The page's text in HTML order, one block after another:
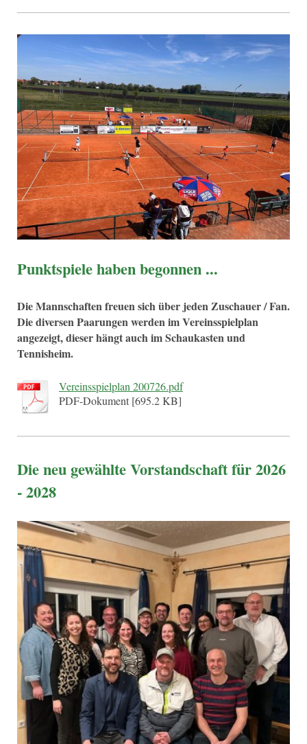
Punktspiele haben begonnen ...
Die Mannschaften freuen sich über jeden Zuschauer / Fan.
Die diversen Paarungen werden im Vereinsspielplan
angezeigt, dieser hängt auch im Schaukasten und
Tennisheim.
Vereinsspielplan 200726.pdf
PDF-Dokument [695.2 KB]
Die neu gewählte Vorstandschaft für 2026
- 2028